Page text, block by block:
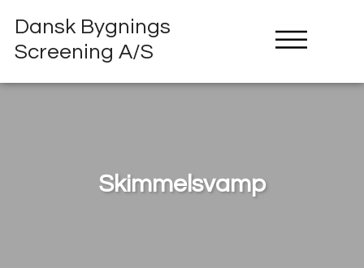
Dansk Bygnings
Screening A/S
Skimmelsvamp